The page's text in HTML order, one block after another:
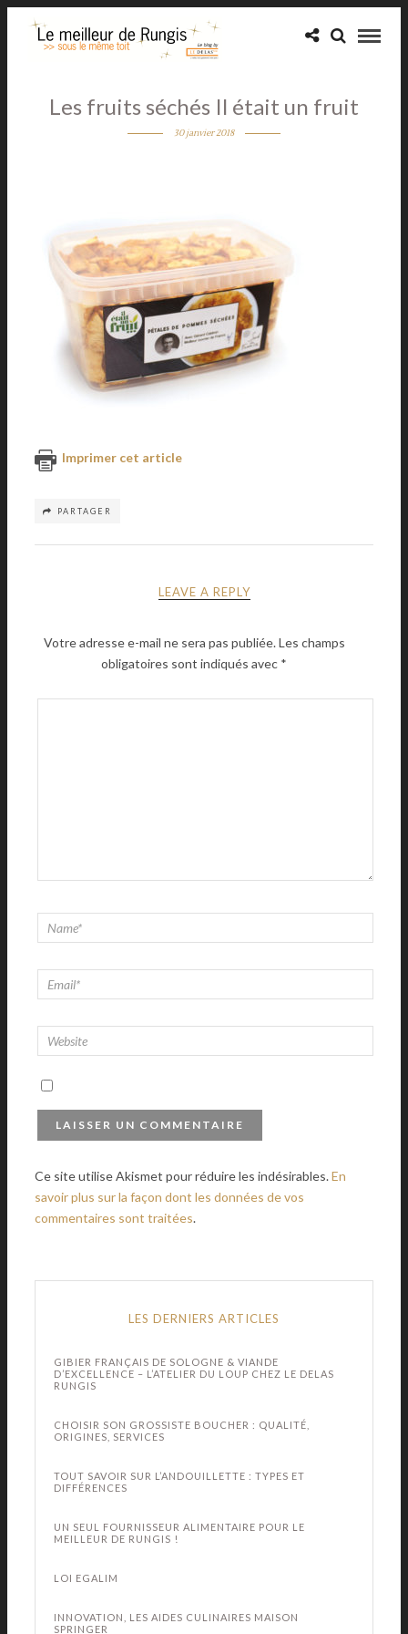
Les fruits séchés Il était un fruit
30 janvier 2018
Imprimer cet article
PARTAGER
LEAVE A REPLY
Votre adresse e-mail ne sera pas publiée.Les champs
obligatoires sont indiqués avec *
Ce site utilise Akismet pour réduire les indésirables.En
savoir plus sur la façon dont les données de vos
commentaires sont traitées.
LES DERNIERS ARTICLES
GIBIER FRANÇAIS DE SOLOGNE & VIANDE
D’EXCELLENCE – L’ATELIER DU LOUP CHEZ LE DELAS
RUNGIS
CHOISIR SON GROSSISTE BOUCHER : QUALITÉ,
ORIGINES, SERVICES
TOUT SAVOIR SUR L’ANDOUILLETTE : TYPES ET
DIFFÉRENCES
UN SEUL FOURNISSEUR ALIMENTAIRE POUR LE
MEILLEUR DE RUNGIS !
LOI EGALIM
INNOVATION, LES AIDES CULINAIRES MAISON
SPRINGER